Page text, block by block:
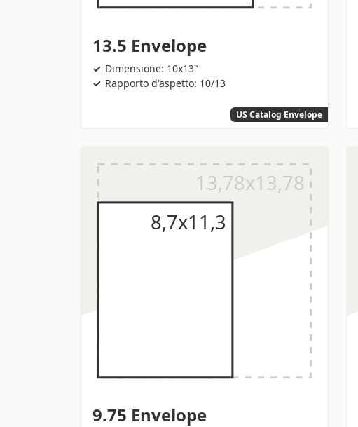
13.5 Envelope
Dimensione: 10x13"
Rapporto d'aspetto: 10/13
US Catalog Envelope
9.75 Envelope